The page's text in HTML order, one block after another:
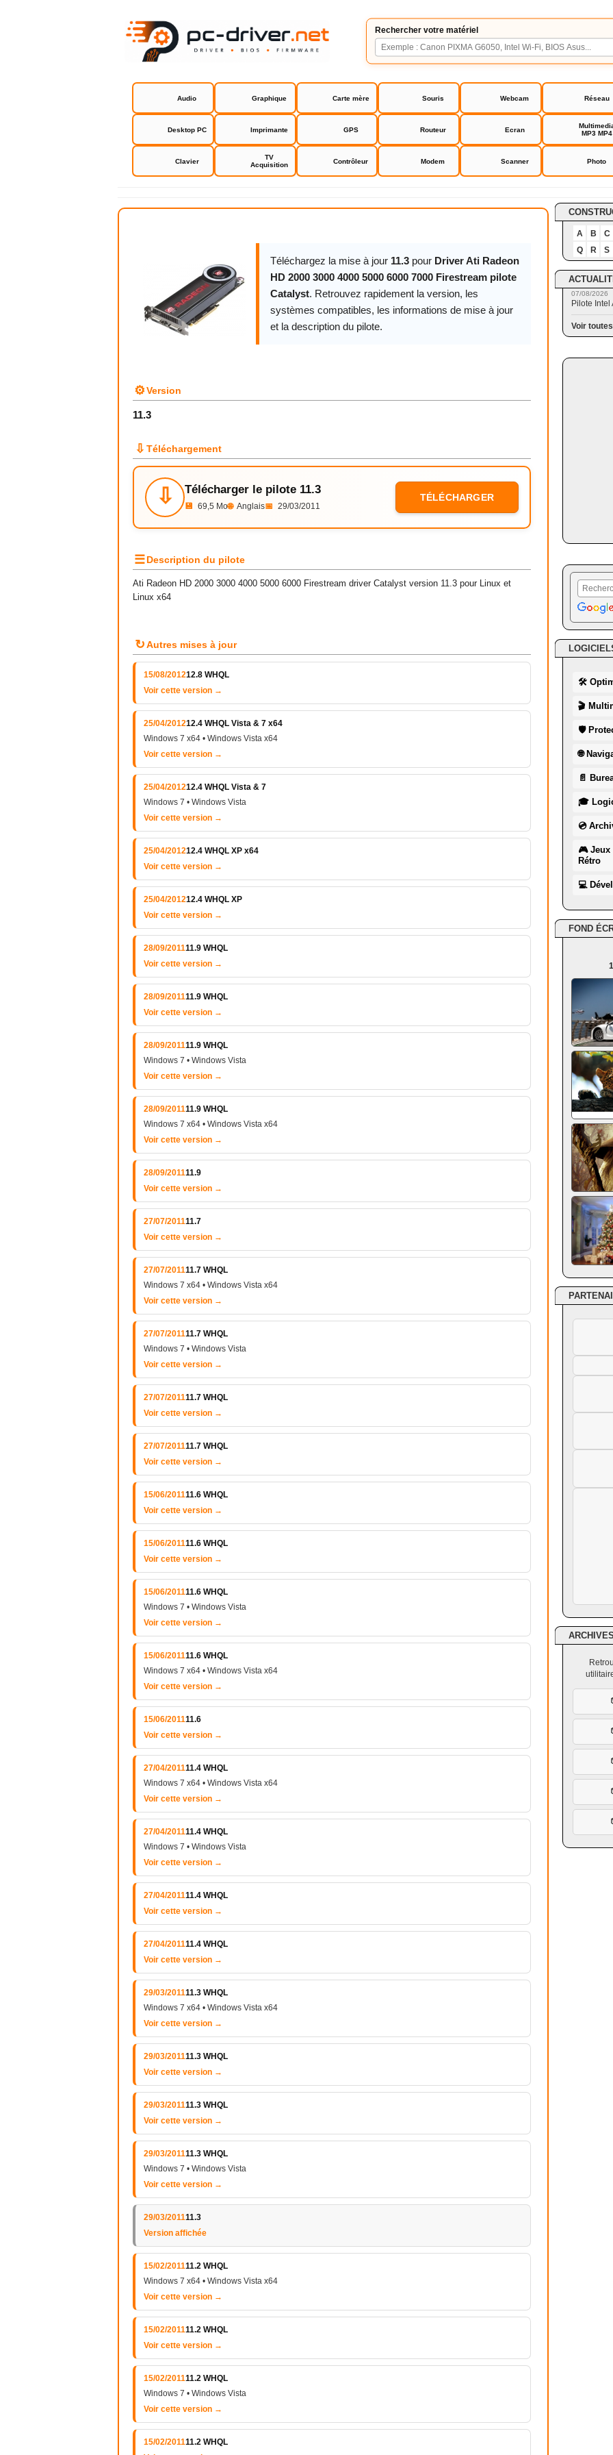
Rechercher votre matériel
Audio Graphique Carte mère Souris Webcam Réseau
Desktop PC Imprimante GPS Routeur Ecran
MP3 MP4
Clavier
TV
Acquisition
Contrôleur Modem Scanner Photo
Driver Ati Radeon HD 2000 3000 4000 5000 6000 7000 Firestream
Téléchargez la mise à jour 11.3 pour Driver Ati Radeon
HD 2000 3000 4000 5000 6000 7000 Firestream pilote
Catalyst. Retrouvez rapidement la version, les
systèmes compatibles, les informations de mise à jour
et la description du pilote.
⚙Version
11.3
⇩ Téléchargement
⇩ Télécharger le pilote 11.3
💾 69,5 Mo🌐 Anglais📅 29/03/2011
TÉLÉCHARGER
☰Description du pilote
Ati Radeon HD 2000 3000 4000 5000 6000 Firestream driver Catalyst version 11.3 pour Linux et
Linux x64
↻Autres mises à jour
15/08/201212.8 WHQL
Voir cette version →
25/04/201212.4 WHQL Vista & 7 x64
Windows 7 x64 • Windows Vista x64
Voir cette version →
25/04/201212.4 WHQL Vista & 7
Windows 7 • Windows Vista
Voir cette version →
25/04/201212.4 WHQL XP x64
Voir cette version →
25/04/201212.4 WHQL XP
Voir cette version →
28/09/201111.9 WHQL
Voir cette version →
28/09/201111.9 WHQL
Voir cette version →
28/09/201111.9 WHQL
Windows 7 • Windows Vista
Voir cette version →
28/09/201111.9 WHQL
Windows 7 x64 • Windows Vista x64
Voir cette version →
28/09/201111.9
Voir cette version →
27/07/201111.7
Voir cette version →
27/07/201111.7 WHQL
Windows 7 x64 • Windows Vista x64
Voir cette version →
27/07/201111.7 WHQL
Windows 7 • Windows Vista
Voir cette version →
27/07/201111.7 WHQL
Voir cette version →
27/07/201111.7 WHQL
Voir cette version →
15/06/201111.6 WHQL
Voir cette version →
15/06/201111.6 WHQL
Voir cette version →
15/06/201111.6 WHQL
Windows 7 • Windows Vista
Voir cette version →
15/06/201111.6 WHQL
Windows 7 x64 • Windows Vista x64
Voir cette version →
15/06/201111.6
Voir cette version →
27/04/201111.4 WHQL
Windows 7 x64 • Windows Vista x64
Voir cette version →
27/04/201111.4 WHQL
Windows 7 • Windows Vista
Voir cette version →
27/04/201111.4 WHQL
Voir cette version →
27/04/201111.4 WHQL
Voir cette version →
29/03/201111.3 WHQL
Windows 7 x64 • Windows Vista x64
Voir cette version →
29/03/201111.3 WHQL
Voir cette version →
29/03/201111.3 WHQL
Voir cette version →
29/03/201111.3 WHQL
Windows 7 • Windows Vista
Voir cette version →
29/03/201111.3
Version affichée
15/02/201111.2 WHQL
Windows 7 x64 • Windows Vista x64
Voir cette version →
15/02/201111.2 WHQL
Voir cette version →
15/02/201111.2 WHQL
Windows 7 • Windows Vista
Voir cette version →
15/02/201111.2 WHQL
A B
C
Q
R S
07/08/2026
Pilote
Voir
🛠
🎬
🛡
🌐
📄
🎓
💿
🎮 Jeux
Rétro
💻
FOND